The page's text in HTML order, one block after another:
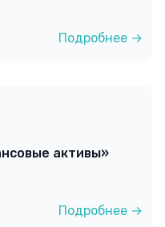
Подробнее →
активы»
Подробнее →